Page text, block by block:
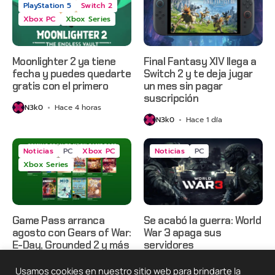
PlayStation 5
Switch 2
Xbox PC
Xbox Series
Moonlighter 2 ya tiene
fecha y puedes quedarte
gratis con el primero
N3k0 Hace 4 horas
Final Fantasy XIV llega a
Switch 2 y te deja jugar
un mes sin pagar
suscripción
N3k0 Hace 1 día
Noticias PC
Xbox PC
Xbox Series
Game Pass arranca
agosto con Gears of War:
E-Day, Grounded 2 y más
Hace 1 día
Noticias PC
Se acabó la guerra: World
War 3 apaga sus
servidores
N3k0 Hace 2 días
Usamos cookies en nuestro sitio web para brindarte la